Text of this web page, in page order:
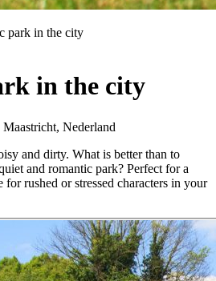
park in the city
in the city
Nederland
and dirty. What is better than to
and romantic park? Perfect for a
for rushed or stressed characters in your